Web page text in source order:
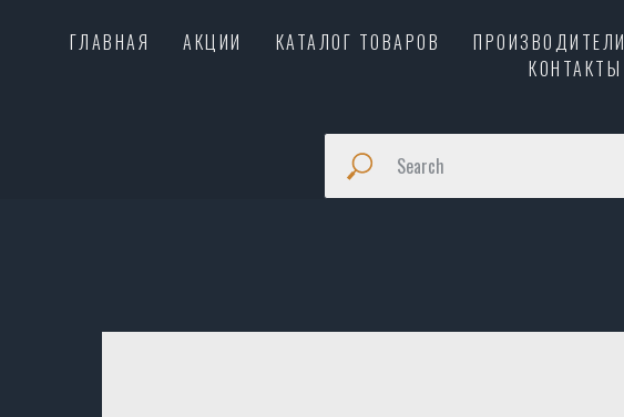
ГЛАВНАЯ АКЦИИ КАТАЛОГ ТОВАРОВ ПРОИЗВОДИТЕЛИ
КОНТАКТЫ